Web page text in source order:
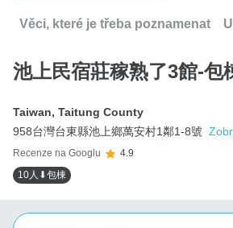
Věci, které je třeba poznamenat
池上民宿莊稼熟了3館-包
Taiwan, Taitung County
958台灣台東縣池上鄉萬安村1鄰1-8號
Recenze na Googlu
4.9
10人⬇包棟